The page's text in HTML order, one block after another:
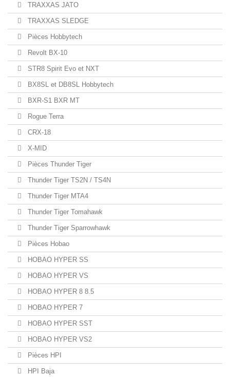
TRAXXAS JATO
TRAXXAS SLEDGE
Pièces Hobbytech
Revolt BX-10
STR8 Spirit Evo et NXT
BX8SL et DB8SL Hobbytech
BXR-S1 BXR MT
Rogue Terra
CRX-18
X-MID
Pièces Thunder Tiger
Thunder Tiger TS2N / TS4N
Thunder Tiger MTA4
Thunder Tiger Tomahawk
Thunder Tiger Sparrowhawk
Pièces Hobao
HOBAO HYPER SS
HOBAO HYPER VS
HOBAO HYPER 8 8.5
HOBAO HYPER 7
HOBAO HYPER SST
HOBAO HYPER VS2
Pièces HPI
HPI Baja